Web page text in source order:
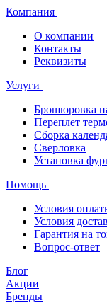
Компания
О компании
Контакты
Реквизиты
Услуги
Брошюровка
Переплет
Сборка
Сверловка
Установка
Помощь
Условия
Условия
Гарантия на
Вопрос-ответ
Блог
Акции
Бренды